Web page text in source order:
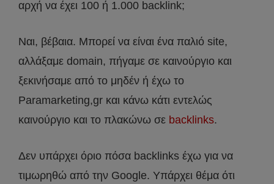
αρχή να έχει 100 ή 1.000 backlink;
Ναι, βέβαια. Μπορεί να είναι ένα παλιό site,
αλλάξαμε domain, πήγαμε σε καινούργιο και
ξεκινήσαμε από το μηδέν ή έχω το
Paramarketing,gr και κάνω κάτι εντελώς
καινούργιο και το πλακώνω σε backlinks.
Δεν υπάρχει όριο πόσα backlinks έχω για να
τιμωρηθώ από την Google. Υπάρχει θέμα ότι